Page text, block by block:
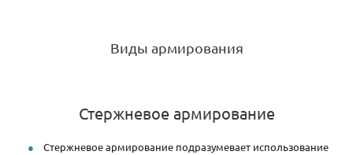
Виды армирования
Стержневое армирование
Стержневое армирование подразумевает использование